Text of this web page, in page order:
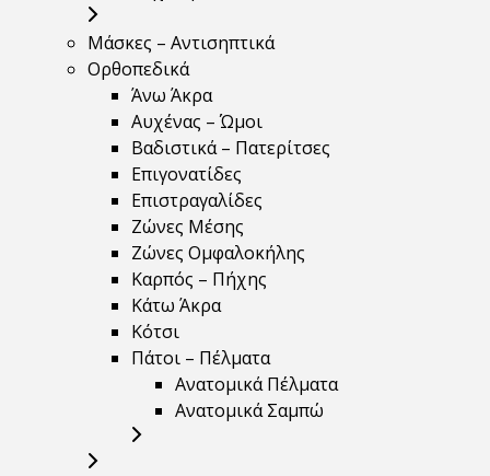
Μάσκες – Αντισηπτικά
Ορθοπεδικά
Άνω Άκρα
Αυχένας – Ώμοι
Βαδιστικά – Πατερίτσες
Επιγονατίδες
Επιστραγαλίδες
Ζώνες Μέσης
Ζώνες Ομφαλοκήλης
Καρπός – Πήχης
Κάτω Άκρα
Κότσι
Πάτοι – Πέλματα
Ανατομικά Πέλματα
Ανατομικά Σαμπώ